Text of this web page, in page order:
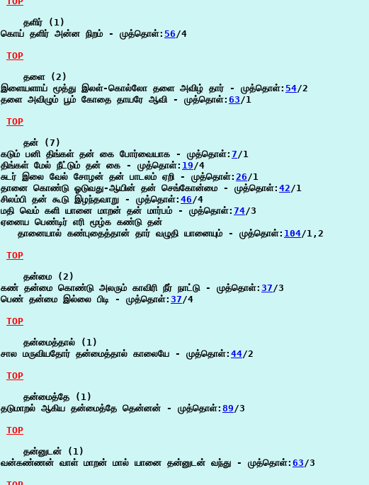
    தளிர் (1)
கொய் தளிர் அன்ன நிறம் - முத்தொள்: 56/4
TOP
    தளை (2)
இளையளாய் மூத்து இலள்-கொல்லோ தளை அவிழ் தார் - முத்தொள்: 54/2
தளை அவிழும் பூம் கோதை தாயரே ஆவி - முத்தொள்: 63/1
TOP
    தன் (7)
கடும் பனி திங்கள் தன் கை போர்வையாக - முத்தொள்: 7/1
திங்கள் மேல் நீட்டும் தன் கை - முத்தொள்: 19/4
சுடர் இலை வேல் சோழன் தன் பாடலம் ஏறி - முத்தொள்: 26/1
தானை கொண்டு ஓடுவது-ஆயின் தன் செங்கோன்மை - முத்தொள்: 42/1
சிலம்பி தன் கூடு இழந்தவாறு - முத்தொள்: 46/4
மதி வெம் களி யானை மாறன் தன் மார்பம் - முத்தொள்: 74/3
ஏனைய பெண்டிர் எரி மூழ்க கண்டு தன்
   தானையால் கண்புதைத்தான் தார் வழுதி யானையும் - முத்தொள்:
104/1,2
TOP
    தன்மை (2)
கண் தன்மை கொண்டு அலரும் காவிரி நீர் நாட்டு - முத்தொள்: 37/3
பெண் தன்மை இல்லை பிடி - முத்தொள்: 37/4
TOP
    தன்மைத்தால் (1)
சால மருவியதோர் தன்மைத்தால் காலையே - முத்தொள்: 44/2
TOP
    தன்மைத்தே (1)
தடுமாறல் ஆகிய தன்மைத்தே தென்னன் - முத்தொள்: 89/3
TOP
    தன்னுடன் (1)
வன்கண்ணன் வாள் மாறன் மால் யானை தன்னுடன் வந்து - முத்தொள்: 63/3